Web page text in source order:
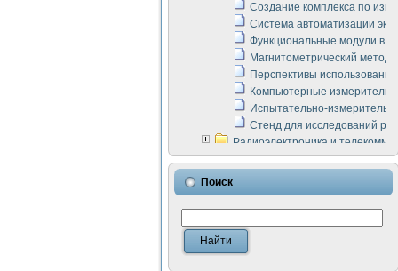
Создание комплекса по
Система автоматизации
Функциональные модули в
Магнитометрический метод
Перспективы
Компьютерные
Испытательно-
Стенд для исследований
Радиоэлектроника и
LabVIEW в расчетах
Аппаратно-программный
Виртуальный
Измерение шумовых
Измерительный
Инструменты для
Инструменты для
Поиск